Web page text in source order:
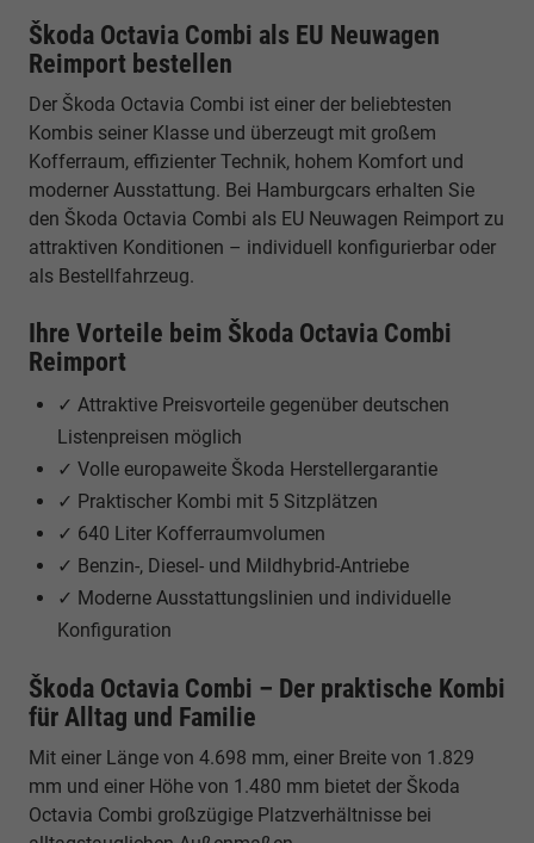
Škoda Octavia Combi als EU Neuwagen
Reimport bestellen
Der Škoda Octavia Combi ist einer der beliebtesten
Kombis seiner Klasse und überzeugt mit großem
Kofferraum, effizienter Technik, hohem Komfort und
moderner Ausstattung. Bei Hamburgcars erhalten Sie
den Škoda Octavia Combi als EU Neuwagen Reimport zu
attraktiven Konditionen – individuell konfigurierbar oder
als Bestellfahrzeug.
Ihre Vorteile beim Škoda Octavia Combi
Reimport
✓ Attraktive Preisvorteile gegenüber deutschen
Listenpreisen möglich
✓ Volle europaweite Škoda Herstellergarantie
✓ Praktischer Kombi mit 5 Sitzplätzen
✓ 640 Liter Kofferraumvolumen
✓ Benzin-, Diesel- und Mildhybrid-Antriebe
✓ Moderne Ausstattungslinien und individuelle
Konfiguration
Škoda Octavia Combi – Der praktische Kombi
für Alltag und Familie
Mit einer Länge von 4.698 mm, einer Breite von 1.829
mm und einer Höhe von 1.480 mm bietet der Škoda
Octavia Combi großzügige Platzverhältnisse bei